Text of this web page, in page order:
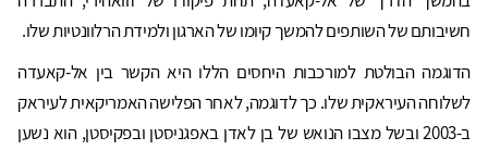
חשיבותם של השותפים להמשך קיומו של הארגון ולמידת הרלוונטיות שלו.
הדוגמה הבולטת למורכבות היחסים הללו היא הקשר בין אל-קאעדה
לשלוחה העיראקית שלו. כך לדוגמה, לאחר הפלישה האמריקאית לעיראק
ב-2003 ובשל מצבו הנואש של בן לאדן באפגניסטן ובפקיסטן, הוא נשען